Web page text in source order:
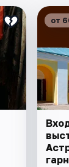
от